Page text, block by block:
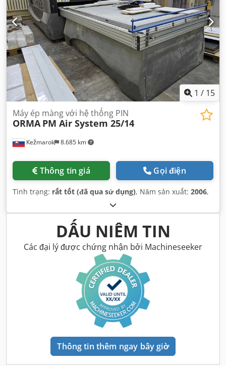
1 / 15
Kežmarok 8.685 km
Máy ép màng với hệ thống PIN
ORMA PM Air System 25/14
Thông tin giá Gọi điện
Tình trạng: rất tốt (đã qua sử dụng), Năm sản xuất: 2006,
DẤU NIÊM TIN
Các đại lý được chứng nhận bởi Machineseeker
Thông tin thêm ngay bây giờ